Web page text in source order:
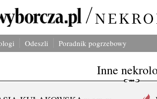
Odeszli Poradnik pogrzebowy
Inne